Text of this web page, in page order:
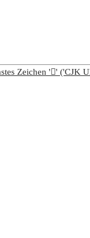
Zeichen '𩩗' ('CJK